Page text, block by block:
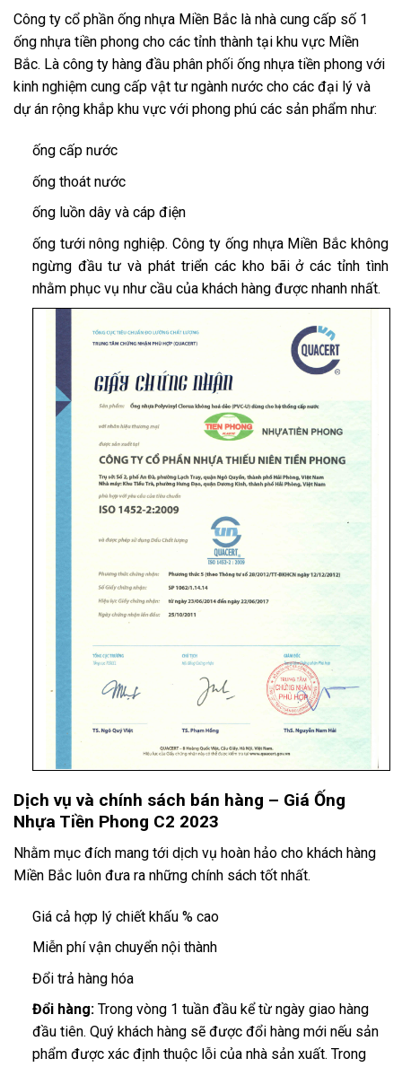
Công ty cổ phần ống nhựa Miền Bắc là nhà cung cấp số 1
ống nhựa tiền phong cho các tỉnh thành tại khu vực Miền
Bắc. Là công ty hàng đầu phân phối ống nhựa tiền phong với
kinh nghiệm cung cấp vật tư ngành nước cho các đại lý và
dự án rộng khắp khu vực với phong phú các sản phẩm như:
ống cấp nước
ống thoát nước
ống luồn dây và cáp điện
ống tưới nông nghiệp. Công ty ống nhựa Miền Bắc không
ngừng đầu tư và phát triển các kho bãi ở các tỉnh tình
nhằm phục vụ như cầu của khách hàng được nhanh nhất.
Dịch vụ và chính sách bán hàng – Giá Ống
Nhựa Tiền Phong C2 2023
Nhằm mục đích mang tới dịch vụ hoàn hảo cho khách hàng
Miền Bắc luôn đưa ra những chính sách tốt nhất.
Giá cả hợp lý chiết khấu % cao
Miễn phí vận chuyển nội thành
Đổi trả hàng hóa
Đổi hàng:Trong vòng 1 tuần đầu kể từ ngày giao hàng
đầu tiên. Quý khách hàng sẽ được đổi hàng mới nếu sản
phẩm được xác định thuộc lỗi của nhà sản xuất. Trong